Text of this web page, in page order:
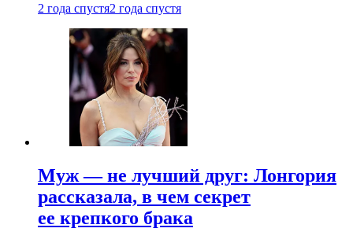
2 года спустя2 года спустя
Муж — не лучший друг: Лонгория
рассказала, в чем секрет
ее крепкого брака